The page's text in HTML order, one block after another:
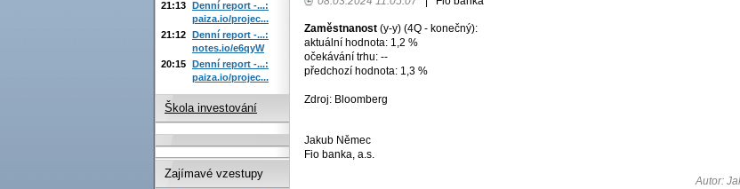
Zaměstnanost (y-y) (4Q - konečný):
aktuální hodnota: 1,2 %
očekávání trhu: --
předchozí hodnota: 1,3 %
Zdroj: Bloomberg
Jakub Němec
Fio banka, a.s.
Autor:
21:13 Denní report -...:
paiza.io/projec...
21:12 Denní report -...:
notes.io/e6qyW
20:15 Denní report -...:
paiza.io/projec...
Škola investování
Zajímavé vzestupy